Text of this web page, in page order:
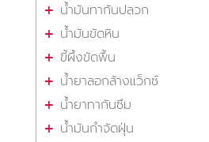
น้ำมันทากันปลวก
น้ำมันขัดหิน
ขี้ผึ้งขัดพื้น
น้ำยาลอกล้างแว็กซ์
น้ำยาทากันซึม
น้ำมันกำจัดฝุ่น